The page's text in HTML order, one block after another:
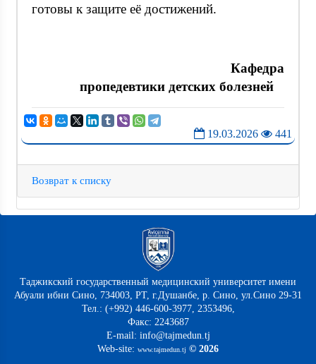
готовы к защите её достижений.
Кафедра
пропедевтики детских болезней
19.03.2026 441
Возврат к списку
Таджикский государственный медицинский университет имени
Абуали ибни Сино, 734003, РТ, г.Душанбе, р. Сино, ул.Сино 29-31
Тел.: (+992) 446-600-3977, 2353496,
Факс: 2243687
E-mail: info@tajmedun.tj
Web-site: www.tajmedun.tj © 2026